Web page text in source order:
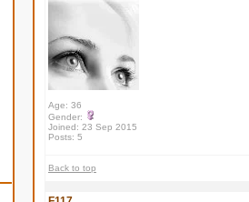
Age: 36
Gender:
Joined: 23 Sep 2015
Posts: 5
Back to top